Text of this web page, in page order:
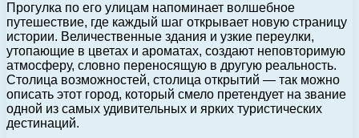
Прогулка по его улицам напоминает волшебное
путешествие, где каждый шаг открывает новую страницу
истории. Величественные здания и узкие переулки,
утопающие в цветах и ароматах, создают неповторимую
атмосферу, словно переносящую в другую реальность.
Столица возможностей, столица открытий — так можно
описать этот город, который смело претендует на звание
одной из самых удивительных и ярких туристических
дестинаций.